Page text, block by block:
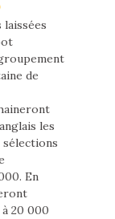
de
les
sélections
En
20 000